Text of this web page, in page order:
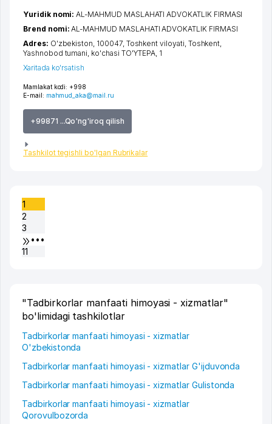
Mamlakat kodi: +998
E-mail: mahmud_aka@mail.ru
+99871 ...Qo'ng'iroq qilish
Tashkilot tegishli bo'lgan Rubrikalar
Yuridik nomi:AL-MAHMUD MASLAHATI ADVOKATLIK FIRMASI
Brend nomi:AL-MAHMUD MASLAHATI ADVOKATLIK FIRMASI
Adres: O'zbekiston, 100047, Toshkent viloyati Toshkent
Yashnobod tumani ko'chasi TO'YTEPA , 1
Xaritada ko'rsatish
1
2
3
•••
11
"Tadbirkorlar manfaati himoyasi - xizmatlar"
bo'limidagi tashkilotlar
Tadbirkorlar manfaati himoyasi - xizmatlar
O'zbekistonda
Tadbirkorlar manfaati himoyasi - xizmatlar G'ijduvonda
Tadbirkorlar manfaati himoyasi - xizmatlar Gulistonda
Tadbirkorlar manfaati himoyasi - xizmatlar
Qorovulbozorda